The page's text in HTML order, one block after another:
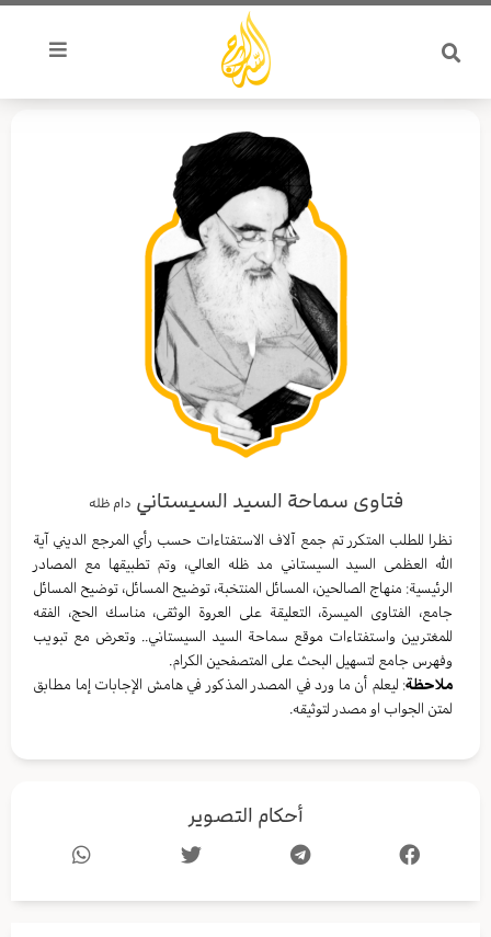
تخطي
المحتوى
فتاوى سماحة السيد السيستاني دام ظله
نظرا للطلب المتكرر تم جمع آلاف الاستفتاءات حسب رأي المرجع الديني آية
الله العظمى السيد السيستاني مد ظله العالي، وتم تطبيقها مع المصادر
الرئيسية: منهاج الصالحين، المسائل المنتخبة، توضيح المسائل، توضيح المسائل
جامع، الفتاوى الميسرة، التعليقة على العروة الوثقى، مناسك الحج، الفقه
للمغتربين واستفتاءات موقع سماحة السيد السيستاني.. وتعرض مع تبويب
وفهرس جامع لتسهيل البحث على المتصفحين الكرام.
ملاحظة: ليعلم أن ما ورد في المصدر المذكور في هامش الإجابات إما مطابق
لمتن الجواب او مصدر لتوثيقه.
أحكام التصوير